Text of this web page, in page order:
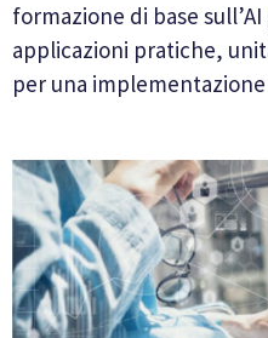
formazione di base
applicazioni pratiche,
per una